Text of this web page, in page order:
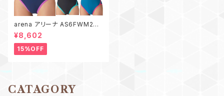
arena アリーナ AS6FWM27G
お花 刺繍 ジュニア タフスーツ
練習用水着 水泳 競泳 トレーニ
ングワンピース ガールズ
¥8,602
15%OFF
CATAGORY